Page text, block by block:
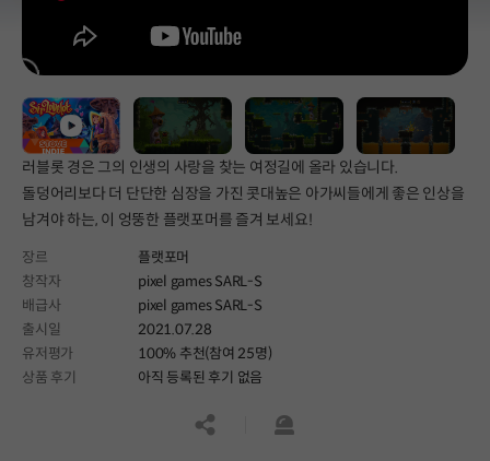
러블롯 경은 그의 인생의 사랑을 찾는 여정길에 올라 있습니다.
돌덩어리보다 더 단단한 심장을 가진 콧대높은 아가씨들에게 좋은 인상을
남겨야 하는, 이 엉뚱한 플랫포머를 즐겨 보세요!
장르
플랫포머
창작자
pixel games SARL-S
배급사
pixel games SARL-S
출시일
2021.07.28
유저평가
100% 추천(참여 25명)
상품 후기
아직 등록된 후기 없음
공유하기신고하기